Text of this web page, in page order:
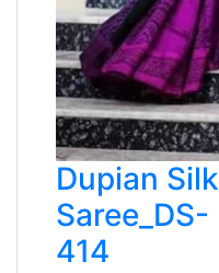
Dupian Silk
Saree_DS-
414